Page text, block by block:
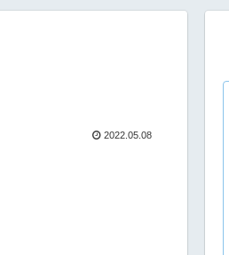
2022.05.08